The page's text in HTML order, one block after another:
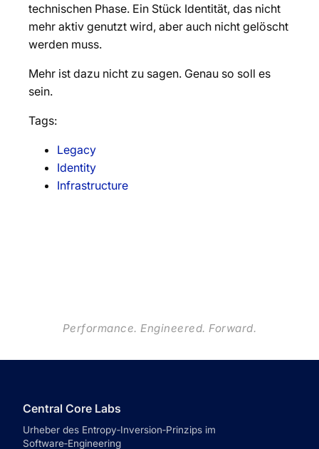
technischen Phase. Ein Stück Identität, das nicht
mehr aktiv genutzt wird, aber auch nicht gelöscht
werden muss.
Mehr ist dazu nicht zu sagen. Genau so soll es
sein.
Tags:
Legacy
Identity
Infrastructure
Performance. Engineered. Forward.
Central Core Labs
Urheber des Entropy‑Inversion‑Prinzips im
Software‑Engineering